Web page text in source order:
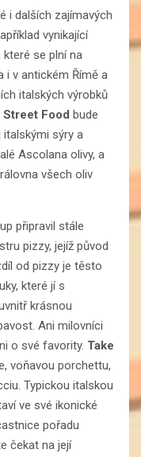
i dalších zajímavých
vynikající
které se plní na
i v antickém Římě a
italských výrobků
Street Food bude
sýry a
Ascolana olivy, a
všech oliv
připravil stále
pizzy, jejíž původ
od pizzy je těsto
které jí s
krásnou
Ani milovníci
o své favority. Take
voňavou porchettu,
Typickou italskou
ve své ikonické
pořadu
čekat na její